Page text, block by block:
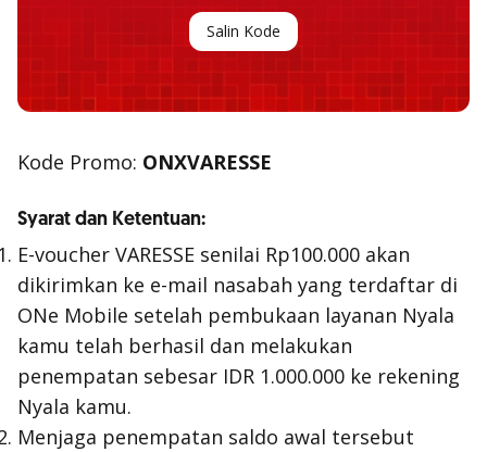
Salin Kode
Kode Promo: ONXVARESSE
Syarat dan Ketentuan:
E-voucher VARESSE senilai Rp100.000 akan
dikirimkan ke e-mail nasabah yang terdaftar di
ONe Mobile setelah pembukaan layanan Nyala
kamu telah berhasil dan melakukan
penempatan sebesar IDR 1.000.000 ke rekening
Nyala kamu.
Menjaga penempatan saldo awal tersebut